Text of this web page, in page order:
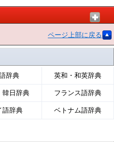
ページ上部に戻る
辞典 英和・和英辞典
韓日辞典 フランス語辞典
語辞典 ベトナム語辞典